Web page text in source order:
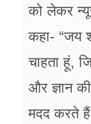
सेहत
जॉब्स
शिक्षा
को लेकर
कहा- “जय
चाहता हूं,
और ज्ञान
मदद करते